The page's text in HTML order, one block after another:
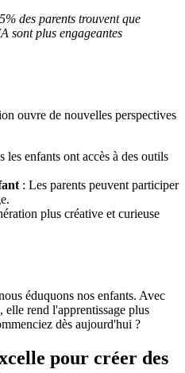
des parents trouvent que
sont plus engageantes
ouvre de nouvelles perspectives
les enfants ont accès à des outils
: Les parents peuvent participer
plus créative et curieuse
éduquons nos enfants. Avec
elle rend l'apprentissage plus
dès aujourd'hui ?
pour créer des